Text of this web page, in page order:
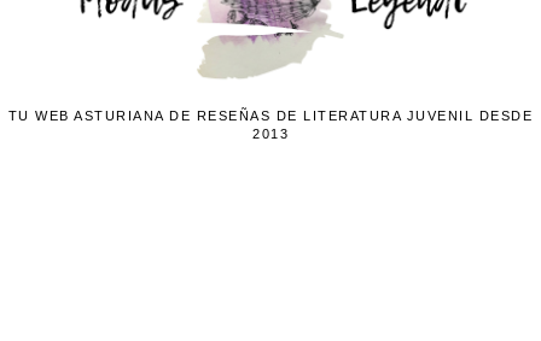
TU WEB ASTURIANA DE RESEÑAS DE LITERATURA JUVENIL DESDE
2013